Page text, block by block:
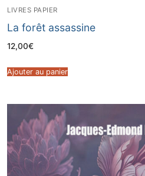
LIVRES PAPIER
La forêt assassine
12,00€
Ajouter au panier